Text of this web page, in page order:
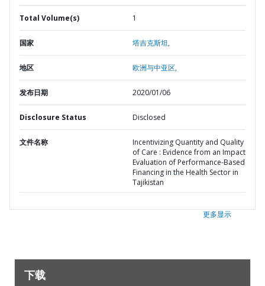
Total Volume(s) 1
国家 塔吉克斯坦,
地区 欧洲与中亚区,
发布日期 2020/01/06
Disclosure Status Disclosed
文件名称
Incentivizing Quantity and Quality
of Care : Evidence from an Impact
Evaluation of Performance-Based
Financing in the Health Sector in
Tajikistan
更多显示
下载